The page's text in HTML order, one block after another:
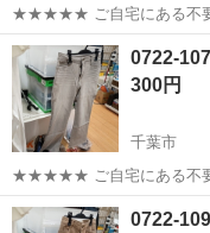
★★★★★ ご自宅にある不要
みしませんか？ 家電、趣味
衣料服飾品、生活雑貨、家
ち込めます！ ※詳細はこ...
千葉 千葉市 ジー
0722-
300円
千葉市
★★★★★ ご自宅にある不要
みしませんか？ 家電、趣味
衣料服飾品、生活雑貨、家
千葉 千葉市 ジー
0722-